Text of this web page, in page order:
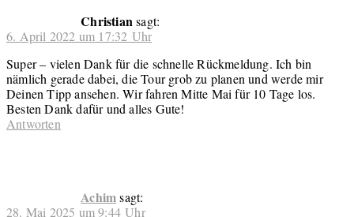
Christian sagt:
6. April 2022 um 17:32 Uhr
Super – vielen Dank für die schnelle Rückmeldung. Ich bin
nämlich gerade dabei, die Tour grob zu planen und werde mir
Deinen Tipp ansehen. Wir fahren Mitte Mai für 10 Tage los.
Besten Dank dafür und alles Gute!
Antworten
Achim sagt:
28. Mai 2025 um 9:44 Uhr